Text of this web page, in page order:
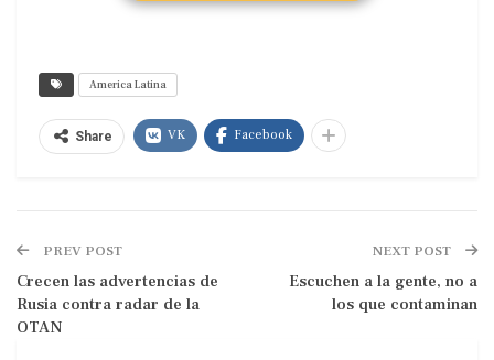
America Latina
Share VK Facebook
PREV POST
Crecen las advertencias de
Rusia contra radar de la
OTAN
NEXT POST
Escuchen a la gente, no a
los que contaminan